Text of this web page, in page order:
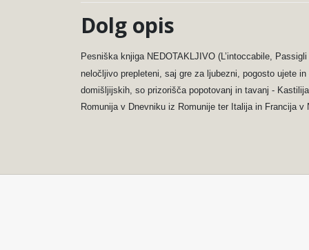
Dolg opis
Pesniška knjiga NEDOTAKLJIVO (L’intoccabile, Passigli
neločljivo prepleteni, saj gre za ljubezni, pogosto ujete
domišljijskih, so prizorišča popotovanj in tavanj -
Romunija v Dnevniku iz Romunije ter Italija in Francija v